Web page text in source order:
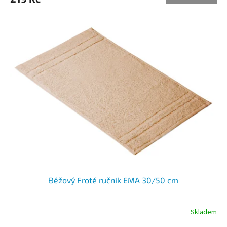
Béžový Froté ručník EMA 30/50 cm
Skladem